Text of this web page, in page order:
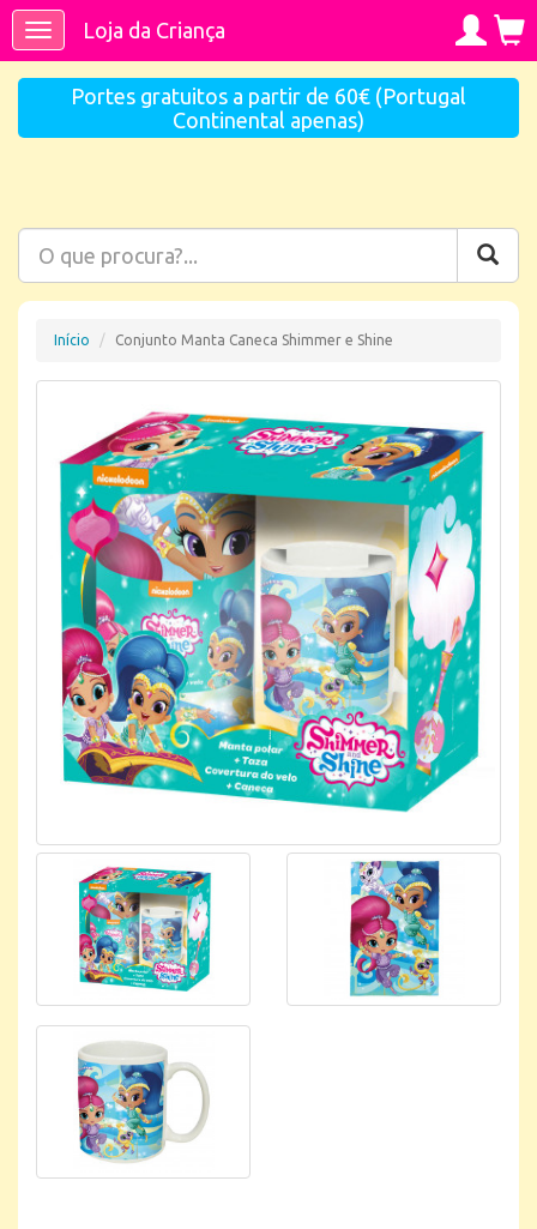
ToggleLoja da Criança
Portes gratuitos a partir de 60€ (Portugal
Continental apenas)
Início Conjunto Manta Caneca Shimmer e Shine